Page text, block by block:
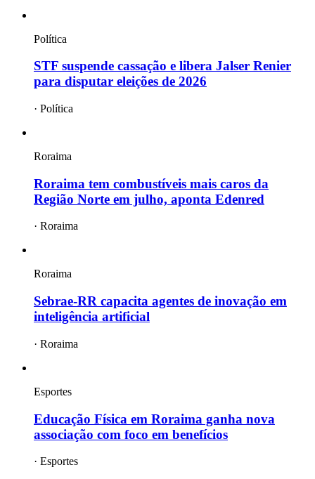
Política
STF suspende cassação e libera Jalser Renier
para disputar eleições de 2026
· Política
Roraima
Roraima tem combustíveis mais caros da
Região Norte em julho, aponta Edenred
· Roraima
Roraima
Sebrae-RR capacita agentes de inovação em
inteligência artificial
· Roraima
Esportes
Educação Física em Roraima ganha nova
associação com foco em benefícios
· Esportes